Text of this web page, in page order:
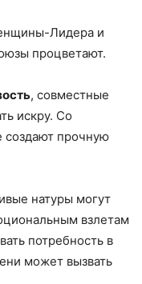
Лидера и
процветают.
, совместные
искру. Со
прочную
натуры могут
взлетам
потребность в
может вызвать